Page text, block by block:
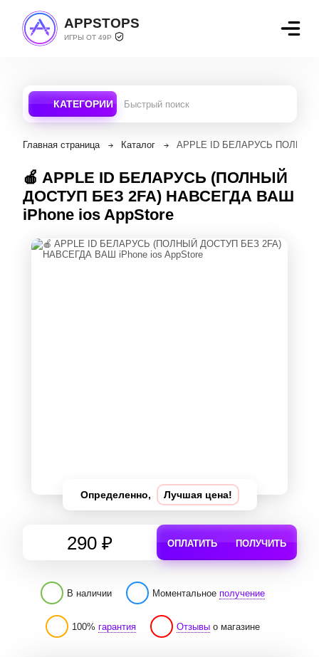
APPSTOPS
ИГРЫ ОТ 49Р
КАТЕГОРИИ
Главная страница Каталог APPLE ID БЕЛАРУСЬ ПОЛНЫЙ
🍎 APPLE ID БЕЛАРУСЬ (ПОЛНЫЙ
ДОСТУП БЕЗ 2FA) НАВСЕГДА ВАШ
iPhone ios AppStore
Определенно, Лучшая цена!
290 ₽ ОПЛАТИТЬ ПОЛУЧИТЬ
В наличии Моментальное получение
100% гарантия Отзывыо магазине